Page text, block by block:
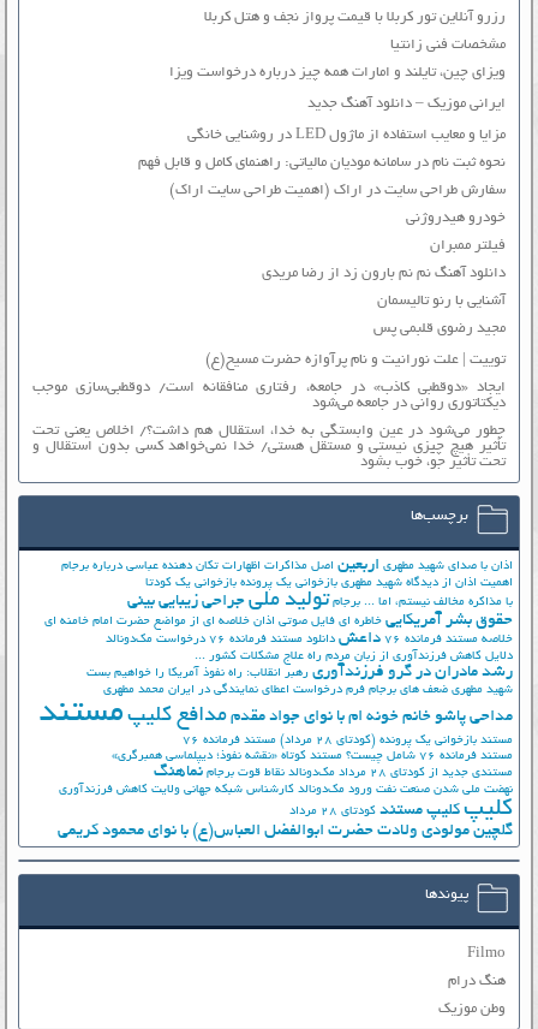
رزرو آنلاین تور کربلا با قیمت پرواز نجف و هتل کربلا
مشخصات فنی زانتیا
ویزای چین، تایلند و امارات همه چیز درباره درخواست ویزا
ایرانی موزیک – دانلود آهنگ جدید
مزایا و معایب استفاده از ماژول LED در روشنایی خانگی
نحوه ثبت نام در سامانه مودیان مالیاتی: راهنمای کامل و قابل فهم
سفارش طراحی سایت در اراک (اهمیت طراحی سایت اراک)
خودرو هیدروژنی
فیلتر ممبران
دانلود آهنگ نم نم بارون زد از رضا مریدی
آشنایی با رنو تالیسمان
مجید رضوی قلبمی پس
توییت | علت نورانیت و نام پرآوازه حضرت مسیح(ع)
ایجاد «دوقطبی کاذب» در جامعه، رفتاری منافقانه است/ دوقطبی‌سازی موجب
دیکتاتوری روانی در جامعه می‌شود
چطور می‌شود در عین وابستگی به خدا، استقلال هم داشت؟/ اخلاص یعنی تحت
تأثیر هیچ چیزی نیستی و مستقل هستی/ خدا نمی‌خواهد کسی بدون استقلال و
تحت تأثیر جوّ، خوب بشود
برچسب‌ها
اذان با صدای شهید مطهری اربعین اصل مذاکرات اظهارات تکان دهنده عباسی درباره برجام
اهمیت اذان از دیدگاه شهید مطهری بازخوانی یک پرونده بازخوانی یک کودتا
با مذاکره مخالف نیستم، اما ... برجام تولید ملی جراحی زیبایی بینی
حقوق بشر آمریکایی خاطره ای فایل صوتی اذان خلاصه ای از مواضع حضرت امام خامنه ای
خلاصه مستند فرمانده 76
داعش دانلود مستند فرمانده 76
درخواست مک‌دونالد
دلایل کاهش فرزندآوری از زبان مردم راه علاج مشکلات کشور ...
رشد مادران در گرو فرزندآوری رهبر انقلاب: راه نفوذ آمریکا را خواهیم بست
شهید مطهری ضعف های برجام فرم درخواست اعطای نمایندگی در ایران محمد مطهری
مداحی پاشو خانم خونه ام با نوای جواد مقدم مدافع کلیپ مستند
مستند بازخوانی یک پرونده (کودتای 28 مرداد)
مستند فرمانده 76
مستند فرمانده 76 شامل چیست؟
مستند کوتاه «نقشه نفوذ؛ دیپلماسی همبرگری»
مستندی جدید از کودتای 28 مرداد
مک‌دونالد نقاط قوت برجام نماهنگ
نهضت ملي شدن صنعت نفت ورود مک‌دونالد کارشناس شبکه جهانی ولایت کاهش فرزندآوری
کلیپ کلیپ مستند کودتای 28 مرداد
گلچین مولودی ولادت حضرت ابوالفضل العباس(ع) با نوای محمود کریمی
پیوندها
Filmo
هنگ درام
وطن موزیک